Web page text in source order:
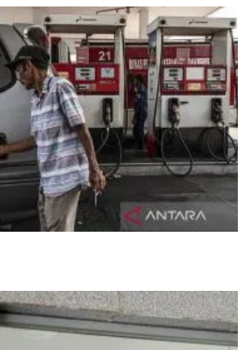
BBM tak naik hingga 2 prajurit TNI